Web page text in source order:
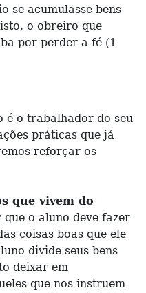
se acumulasse bens
o obreiro que
por perder a fé (1
é o trabalhador do seu
práticas que já
reforçar os
que vivem do
que o aluno deve fazer
coisas boas que ele
divide seus bens
deixar em
que nos instruem